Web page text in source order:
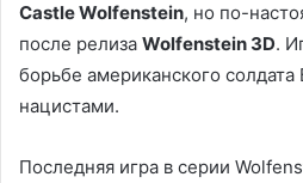
Castle Wolfenstein, но по-
после релиза Wolfenstein 3D.
борьбе американского
нацистами.
Последняя игра в серии